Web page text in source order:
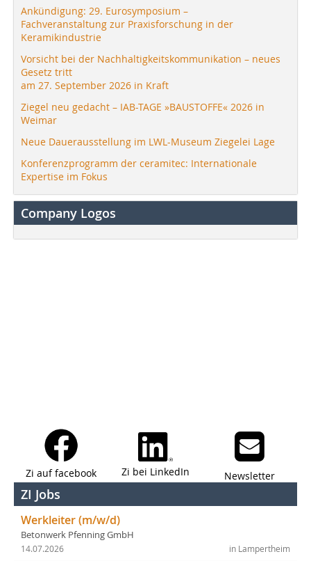
Ankündigung: 29. Eurosymposium –
Fachveranstaltung zur Praxisforschung in der
Keramikindustrie
Vorsicht bei der Nachhaltigkeitskommunikation – neues
Gesetz tritt
am 27. September 2026 in Kraft
Ziegel neu gedacht – IAB-TAGE »BAUSTOFFE« 2026 in
Weimar
Neue Dauerausstellung im LWL-Museum Ziegelei Lage
Konferenzprogramm der ceramitec: Internationale
Expertise im Fokus
Company Logos
Zi auf facebook Zi bei LinkedIn Newsletter
ZI Jobs
Werkleiter (m/w/d)
Betonwerk Pfenning GmbH
in Lampertheim
14.07.2026